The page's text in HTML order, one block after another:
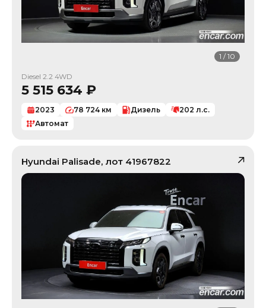
1 /10
Diesel 2.2 4WD
5 515 634 ₽
2023 78 724 км Дизель 202 л.с.
Автомат
Hyundai Palisade, лот 41967822